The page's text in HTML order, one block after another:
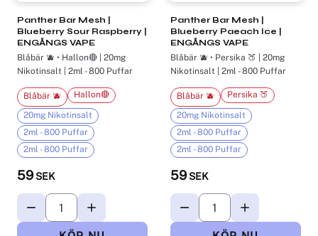
Panther Bar Mesh ​|
Blueberry Sour Raspberry |
ENGÅNGS VAPE
Blåbär 🫐 • Hallon🔴 | 20mg
Nikotinsalt | 2ml - 800 Puffar
59 SEK
Blåbär 🫐 Hallon🔴
20mg Nikotinsalt
2ml - 800 Puffar
2ml - 800 Puffar
Panther Bar Mesh​ |
Blueberry Paeach Ice |
ENGÅNGS VAPE
Blåbär 🫐 • Persika 🍑 | 20mg
Nikotinsalt | 2ml - 800 Puffar
59 SEK
Blåbär 🫐 Persika 🍑
20mg Nikotinsalt
2ml - 800 Puffar
2ml - 800 Puffar